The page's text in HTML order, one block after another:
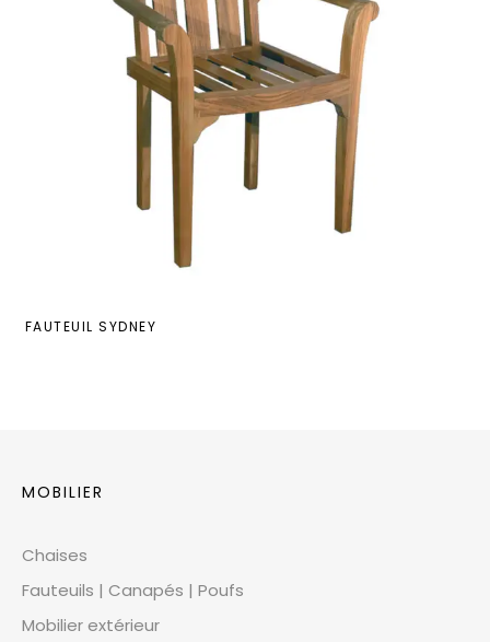
FAUTEUIL SYDNEY
MOBILIER
Chaises
Fauteuils | Canapés | Poufs
Mobilier extérieur